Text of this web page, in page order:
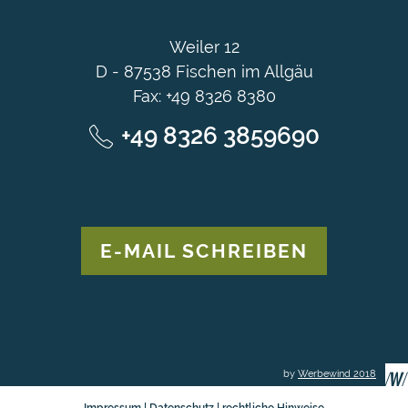
Weiler 12
D - 87538 Fischen im Allgäu
Fax: +49 8326 8380
+49 8326 3859690
E-MAIL SCHREIBEN
by Werbewind 2018